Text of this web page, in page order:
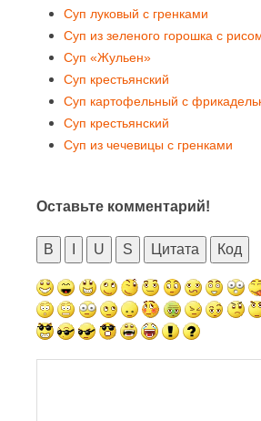
Суп луковый с гренками
Суп из зеленого горошка с
Суп «Жульен»
Суп крестьянский
Суп картофельный с
Суп крестьянский
Суп из чечевицы с гренками
Оставьте комментарий!
B U S Цитата Код